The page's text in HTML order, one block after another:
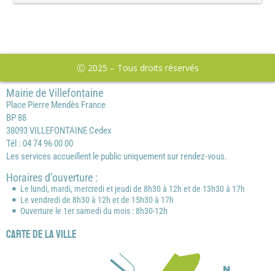
Ⓒ 2025 – Tous droits réservés
Mairie de Villefontaine
Place Pierre Mendès France
BP 88
38093 VILLEFONTAINE Cedex
Tél : 04 74 96 00 00
Les services accueillent le public uniquement sur rendez-vous.
Horaires d’ouverture :
Le lundi, mardi, mercredi et jeudi de 8h30 à 12h et de 13h30 à 17h
Le vendredi de 8h30 à 12h et de 15h30 à 17h
Ouverture le 1er samedi du mois : 8h30-12h
Carte de la ville